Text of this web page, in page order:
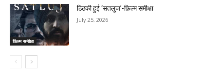
फ़िल्म समीक्षा
ठिठकी हुई ‘सतलुज’-फ़िल्म समीक्षा
July 25, 2026